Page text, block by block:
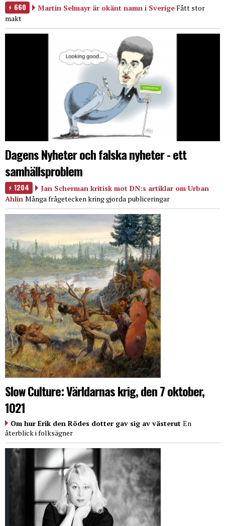
660 Martin Selmayr är okänt namn i SverigeFått stor
makt
Dagens Nyheter och falska nyheter - ett
samhällsproblem
1204
Jan Scherman kritisk mot DN:s artiklar om Urban
Ahlin Många frågetecken kring gjorda publiceringar
Slow Culture: Världarnas krig, den 7 oktober,
1021
Om hur Erik den Rödes dotter gav sig av västerut En
återblick i folksägner